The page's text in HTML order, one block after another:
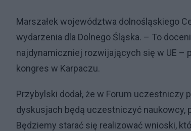
Marszałek województwa dolnośląskiego
wydarzenia dla Dolnego Śląska. – To
najdynamiczniej rozwijających się w UE –
kongres w Karpaczu.
Przybylski dodał, że w Forum uczestniczy
dyskusjach będą uczestniczyć naukowcy,
Będziemy starać się realizować wnioski,